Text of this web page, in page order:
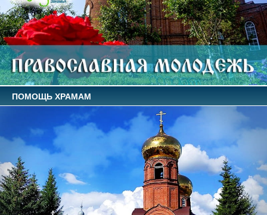
ПОМОЩЬ ХРАМАМ